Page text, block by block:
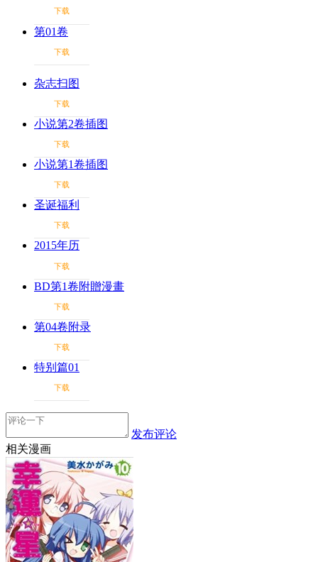
下载
第01卷
下载
杂志扫图
下载
小说第2卷插图
下载
小说第1卷插图
下载
圣诞福利
下载
2015年历
下载
BD第1卷附贈漫畫
下载
第04卷附录
下载
特别篇01
下载
发布评论
相关漫画